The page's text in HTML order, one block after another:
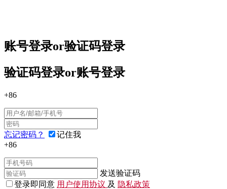
账号登录or验证码登录
验证码登录or账号登录
+86
忘记密码？
记住我
+86
发送验证码
登录即同意 用户使用协议 及 隐私政策